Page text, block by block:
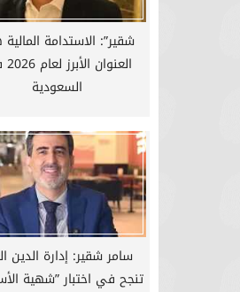
شقير”: الاستدامة
السعودية
سامر شقير: إدارة الدين
تنجح في اختبار ”شهية